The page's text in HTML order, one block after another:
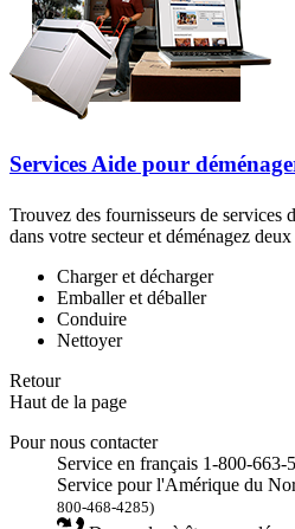
Services Aide pour
Trouvez des fournisseurs de services
dans votre secteur et déménagez
Charger et décharger
Emballer et déballer
Conduire
Nettoyer
Retour
Haut de la page
Pour nous contacter
Service en français 1-800-663-
Service pour l'Amérique du
800-468-4285)